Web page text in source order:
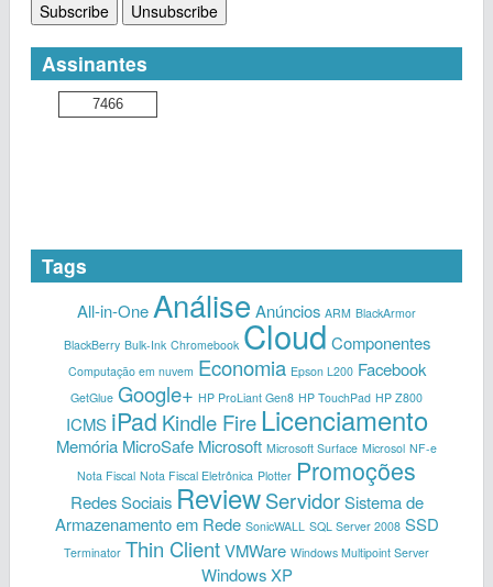
Assinantes
7466
Tags
All-in-OneAnálise Anúncios ARM BlackArmor
BlackBerry Bulk-Ink Chromebook Cloud Componentes
Computação em nuvem Economia Epson L200 Facebook
GetGlue Google+ HP ProLiant Gen8 HP TouchPad HP Z800
ICMS iPad Kindle Fire Licenciamento
Memória MicroSafe Microsoft Microsoft Surface Microsol NF-e
Nota Fiscal Nota Fiscal Eletrônica Plotter Promoções
Redes Sociais Review Servidor Sistema de
Armazenamento em Rede SonicWALL SQL Server 2008 SSD
Terminator Thin ClientVMWare Windows Multipoint Server
Windows XP